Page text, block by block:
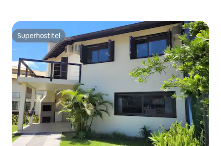
Superhostiteľ
Superhostiteľ